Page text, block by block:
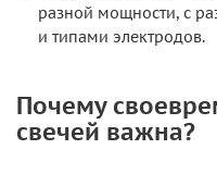
разной мощности, с
и типами электродов.
Почему
свечей важна?